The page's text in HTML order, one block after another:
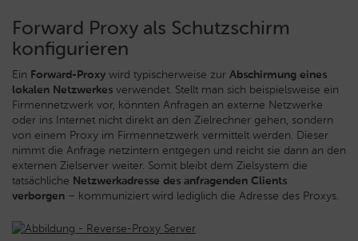
Forward Proxy als Schutzschirm
konfigurieren
Ein Forward-Proxy wird typischerweise zur Abschirmung eines
lokalen Netzwerkes verwendet. Stellt man sich beispielsweise ein
Firmennetzwerk vor, könnten Anfragen an externe Netzwerke
oder ins Internet nicht direkt an den Zielrechner gehen, sondern
von einem Proxy im Firmennetzwerk vermittelt werden. Dieser
nimmt die Anfrage netzintern entgegen und reicht sie dann an den
externen Zielserver weiter. Somit bleibt dem Zielsystem die
tatsächliche Netzwerkadresse des anfragenden Clients
verborgen – kommuniziert wird lediglich die Adresse des Proxys.